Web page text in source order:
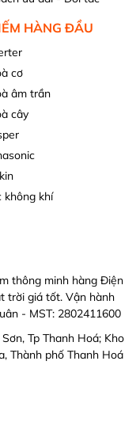
HÀNG ĐẦU
cơ
âm trần
cây
không khí
thông minh hàng Điện
trời giá tốt. Vận hành
- MST: 2802411600
Tp Thanh Hoá; Kho
Thành phố Thanh Hoá